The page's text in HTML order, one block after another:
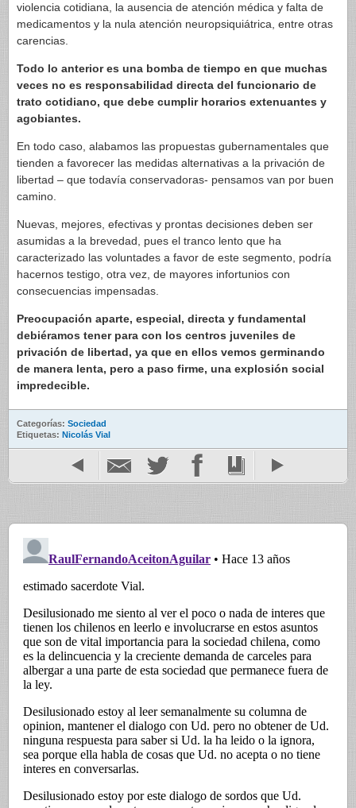
violencia cotidiana, la ausencia de atención médica y falta de
medicamentos y la nula atención neuropsiquiátrica, entre otras
carencias.
Todo lo anterior es una bomba de tiempo en que muchas
veces no es responsabilidad directa del funcionario de
trato cotidiano, que debe cumplir horarios extenuantes y
agobiantes.
En todo caso, alabamos las propuestas gubernamentales que
tienden a favorecer las medidas alternativas a la privación de
libertad – que todavía conservadoras- pensamos van por buen
camino.
Nuevas, mejores, efectivas y prontas decisiones deben ser
asumidas a la brevedad, pues el tranco lento que ha
caracterizado las voluntades a favor de este segmento, podría
hacernos testigo, otra vez, de mayores infortunios con
consecuencias impensadas.
Preocupación aparte, especial, directa y fundamental
debiéramos tener para con los centros juveniles de
privación de libertad, ya que en ellos vemos germinando
de manera lenta, pero a paso firme, una explosión social
impredecible.
Categorías: Sociedad
Etiquetas: Nicolás Vial